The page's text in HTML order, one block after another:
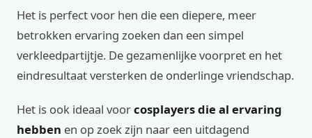
Het is perfect voor hen die een diepere, meer
betrokken ervaring zoeken dan een simpel
verkleedpartijtje. De gezamenlijke voorpret en het
eindresultaat versterken de onderlinge vriendschap.
Het is ook ideaal voorcosplayers die al ervaring
hebben en op zoek zijn naar een uitdagend